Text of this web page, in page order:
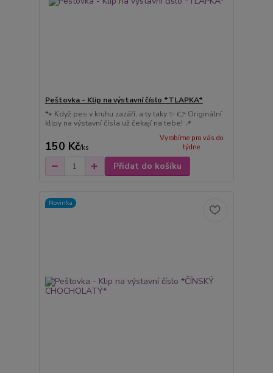
Peštovka - Klip na výstavní číslo *TLAPKA*
🐾 Když pes v kruhu zazáří, a ty taky ✨ 👉 Originální
klipy na výstavní čísla už čekají na tebe! 📌
150 Kč/ks
Vyrobíme pro vás do
týdne
Přidat do košíku
Novinka